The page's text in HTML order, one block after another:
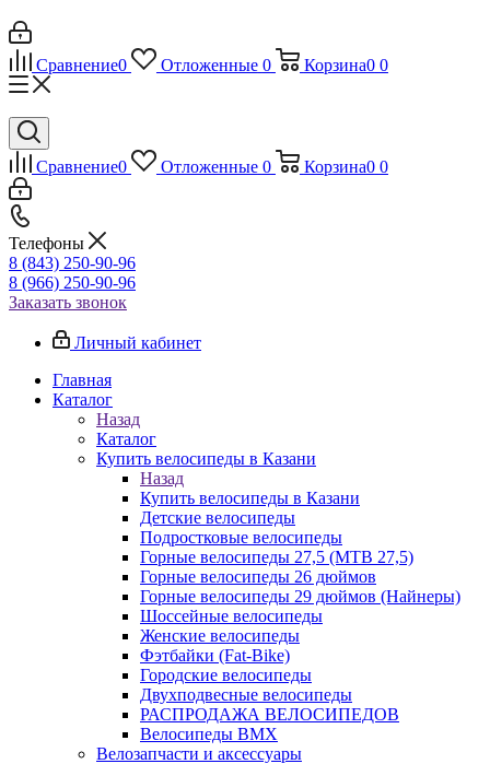
Сравнение0 Отложенные 0 Корзина0 0
Сравнение0 Отложенные 0 Корзина0 0
Телефоны
8 (843) 250-90-96
8 (966) 250-90-96
Заказать звонок
Личный кабинет
Главная
Каталог
Назад
Каталог
Купить велосипеды в Казани
Назад
Купить велосипеды в Казани
Детские велосипеды
Подростковые велосипеды
Горные велосипеды 27,5 (MTB 27,5)
Горные велосипеды 26 дюймов
Горные велосипеды 29 дюймов (Найнеры)
Шоссейные велосипеды
Женские велосипеды
Фэтбайки (Fat-Bike)
Городские велосипеды
Двухподвесные велосипеды
РАСПРОДАЖА ВЕЛОСИПЕДОВ
Велосипеды BMX
Велозапчасти и аксессуары